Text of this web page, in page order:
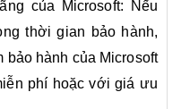
của Microsoft: Nếu
thời gian bảo hành,
bảo hành của Microsoft
phí hoặc với giá ưu